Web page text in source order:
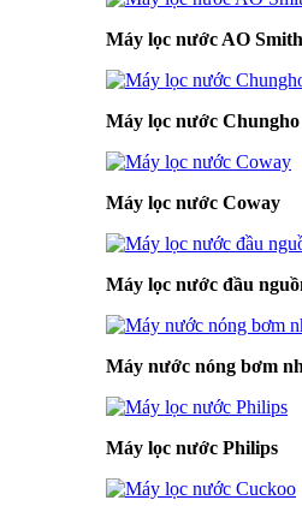
Máy lọc nước AO Smith
Máy lọc nước Chungho
Máy lọc nước Coway
Máy lọc nước đầu
Máy nước nóng bơm
Máy lọc nước Philips